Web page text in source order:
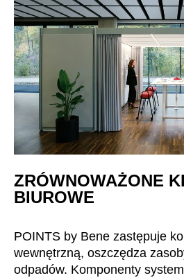
ZRÓWNOWAŻONE
BIUROWE
POINTS by Bene zastępuje
wewnętrzną, oszczędza
odpadów. Komponenty